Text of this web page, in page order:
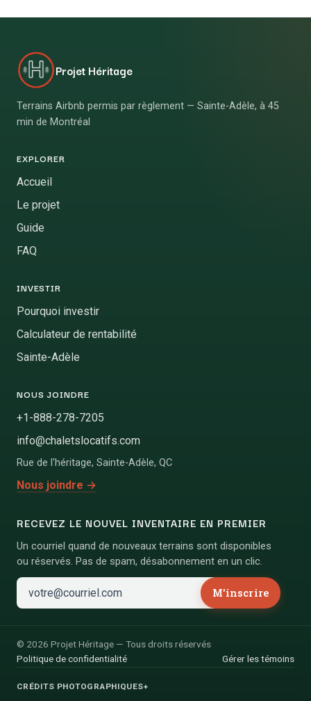
Projet Héritage
Terrains Airbnb permis par règlement — Sainte-Adèle, à 45
min de Montréal
EXPLORER
Accueil
Le projet
Guide
FAQ
INVESTIR
Pourquoi investir
Calculateur de rentabilité
Sainte-Adèle
NOUS JOINDRE
+1-888-278-7205
info@chaletslocatifs.com
Rue de l'héritage, Sainte-Adèle, QC
Nous joindre →
RECEVEZ LE NOUVEL INVENTAIRE EN PREMIER
Un courriel quand de nouveaux terrains sont disponibles
ou réservés. Pas de spam, désabonnement en un clic.
M'inscrire
© 2026 Projet Héritage — Tous droits réservés
Politique de confidentialité
Gérer les témoins
CRÉDITS PHOTOGRAPHIQUES